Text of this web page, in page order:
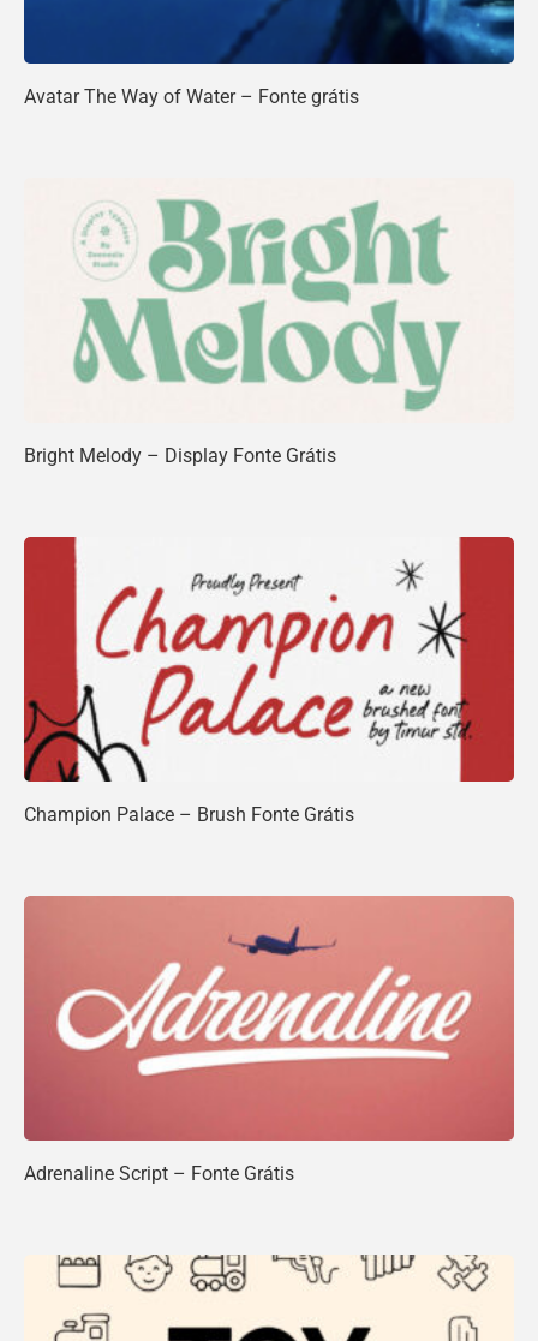
Avatar The Way of Water – Fonte grátis
Bright Melody – Display Fonte Grátis
Champion Palace – Brush Fonte Grátis
Adrenaline Script – Fonte Grátis